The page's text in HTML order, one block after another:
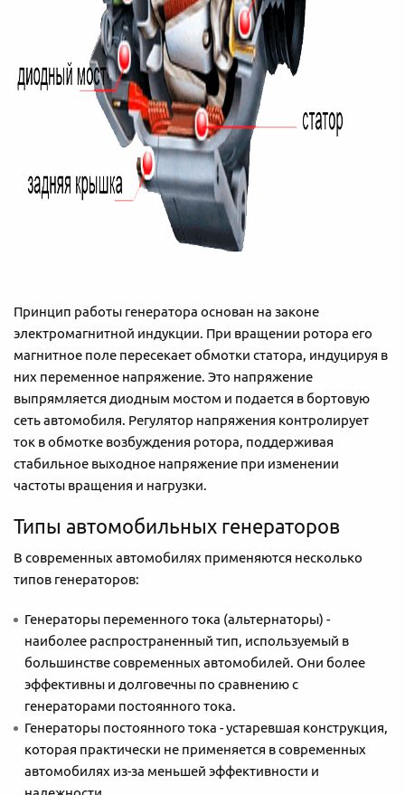
Принцип работы генератора основан на законе
электромагнитной индукции. При вращении ротора его
магнитное поле пересекает обмотки статора, индуцируя в
них переменное напряжение. Это напряжение
выпрямляется диодным мостом и подается в бортовую
сеть автомобиля. Регулятор напряжения контролирует
ток в обмотке возбуждения ротора, поддерживая
стабильное выходное напряжение при изменении
частоты вращения и нагрузки.
Типы автомобильных генераторов
В современных автомобилях применяются несколько
типов генераторов:
Генераторы переменного тока (альтернаторы) -
наиболее распространенный тип, используемый в
большинстве современных автомобилей. Они более
эффективны и долговечны по сравнению с
генераторами постоянного тока.
Генераторы постоянного тока - устаревшая конструкция,
которая практически не применяется в современных
автомобилях из-за меньшей эффективности и